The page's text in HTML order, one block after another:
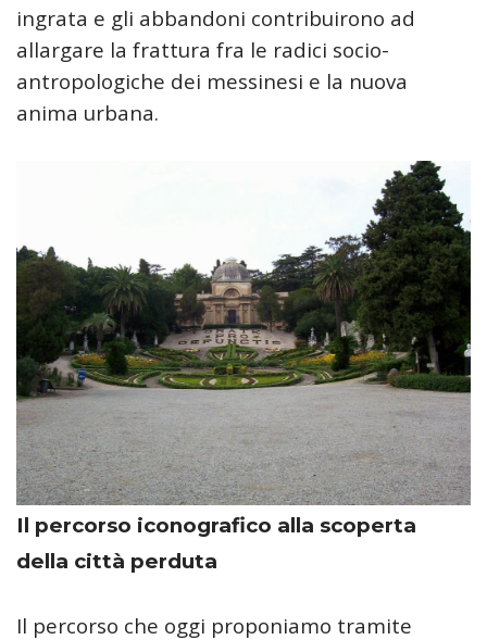
ingrata e gli abbandoni contribuirono ad
allargare la frattura fra le radici socio-
antropologiche dei messinesi e la nuova
anima urbana.
Il percorso iconografico alla scoperta
della città perduta
Il percorso che oggi proponiamo tramite